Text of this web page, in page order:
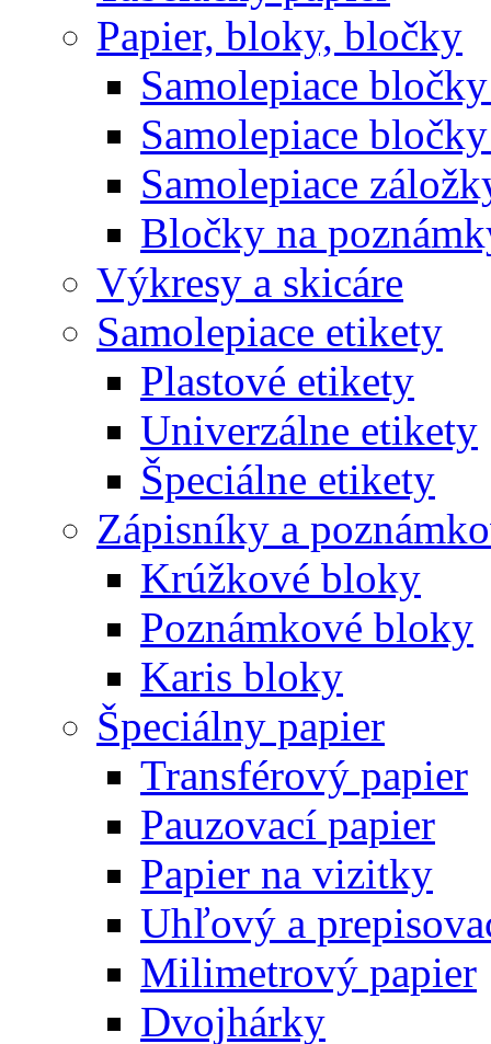
Papier, bloky, bločky
Samolepiace
Samolepiace
Samolepiace
Bločky na
Výkresy a skicáre
Samolepiace etikety
Plastové etikety
Univerzálne etikety
Špeciálne etikety
Zápisníky a
Krúžkové bloky
Poznámkové bloky
Karis bloky
Špeciálny papier
Transférový papier
Pauzovací papier
Papier na vizitky
Uhľový a
Milimetrový papier
Dvojhárky